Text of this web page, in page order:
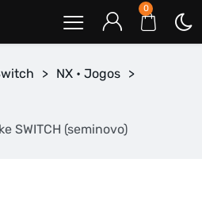
0
> NX • Jogos >
SWITCH (seminovo)